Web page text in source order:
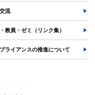
流
教員・ゼミ（リンク集）
ライアンスの推進について